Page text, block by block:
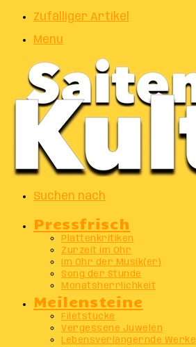
Zufälliger Artikel
Menu
Suchen nach
Pressfrisch
Plattenkritiken
Zurzeit im Ohr
Im Ohr der Musik(er)
Song der Stunde
Monatsherrlichkeit
Meilensteine
Filetstücke
Vergessene Juwelen
Lebensverlängernde Werke